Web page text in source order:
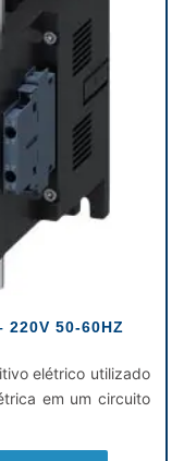
220V 50-60HZ
elétrico utilizado
em um circuito